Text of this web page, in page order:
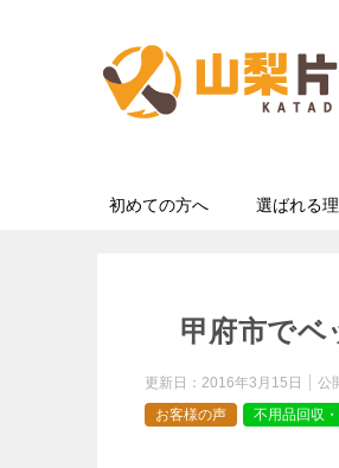
初めての方へ 選ばれる
甲府市でベ
更新日： 2016年3月15日 公
お客様の声
不用品回収